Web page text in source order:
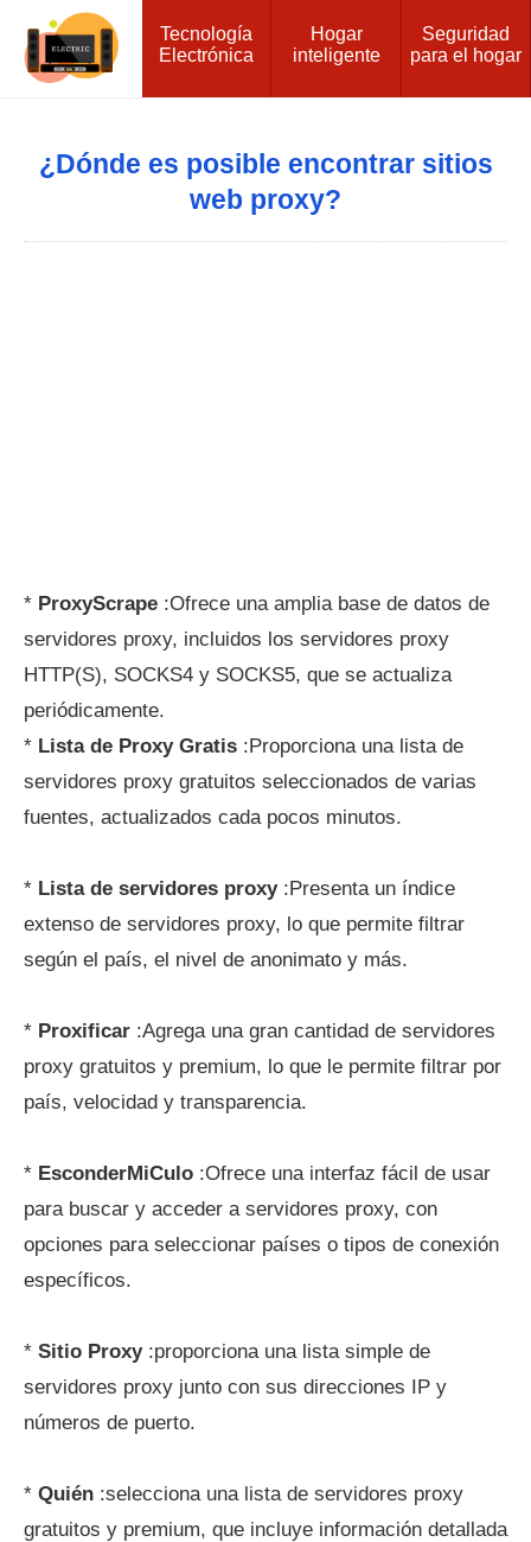
Tecnología
Electrónica
Hogar
inteligente
Seguridad
para el hogar
¿Dónde es posible encontrar sitios
web proxy?
* ProxyScrape :Ofrece una amplia base de datos de
servidores proxy, incluidos los servidores proxy
HTTP(S), SOCKS4 y SOCKS5, que se actualiza
periódicamente.
* Lista de Proxy Gratis :Proporciona una lista de
servidores proxy gratuitos seleccionados de varias
fuentes, actualizados cada pocos minutos.
* Lista de servidores proxy:Presenta un índice
extenso de servidores proxy, lo que permite filtrar
según el país, el nivel de anonimato y más.
* Proxificar :Agrega una gran cantidad de servidores
proxy gratuitos y premium, lo que le permite filtrar por
país, velocidad y transparencia.
* EsconderMiCulo :Ofrece una interfaz fácil de usar
para buscar y acceder a servidores proxy, con
opciones para seleccionar países o tipos de conexión
específicos.
* Sitio Proxy:proporciona una lista simple de
servidores proxy junto con sus direcciones IP y
números de puerto.
* Quién :selecciona una lista de servidores proxy
gratuitos y premium, que incluye información detallada